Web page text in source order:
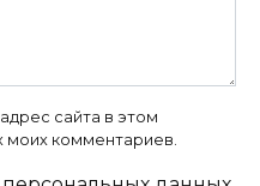
сайта в этом
моих комментариев.